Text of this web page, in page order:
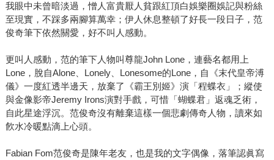
我眼中未曾暗淡過，憎人富貴厭人貧跟紅頂白娛樂圈娛記與粉絲
至現實，不踩多兩腳算萬幸；伊人休息整頓了好長一段日子，范
俊奇筆下依然關愛，好不叫人感動。
更叫人感動，范的筆下人物叫尊龍John Lone，連藝名都用上
Lone，脫自Alone、Lonely、Lonesome的Lone，自《末代皇帝溥
儀》一度紅透半邊天，放棄了《霸王別姬》演「程蝶衣」；縱使
與金像影帝Jeremy Irons演對手戲，可惜「蝴蝶君」返魂乏術，
自此星途浮沉。范俊奇沒有離棄這樣一個悲劇傳奇人物，讀來如
飮水冷暖點滴上心頭。
Fabian Fom范俊奇是陳年老友，也是我的文字偶像，落筆認眞寫